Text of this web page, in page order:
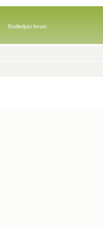
Roditeljski forum